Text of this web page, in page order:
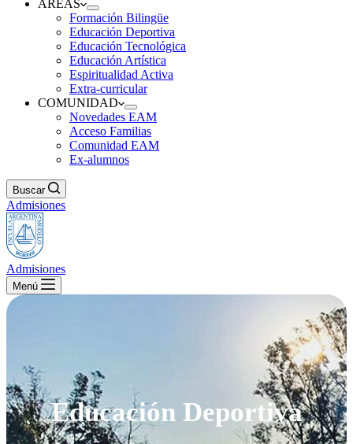
ÁREAS
Formación Bilingüe
Educación Deportiva
Educación Tecnológica
Educación Artística
Espiritualidad Activa
Extra-curricular
COMUNIDAD
Novedades EAM
Acceso Familias
Comunidad EAM
Ex-alumnos
Buscar
Admisiones
Admisiones
Menú
Educación Deportiva